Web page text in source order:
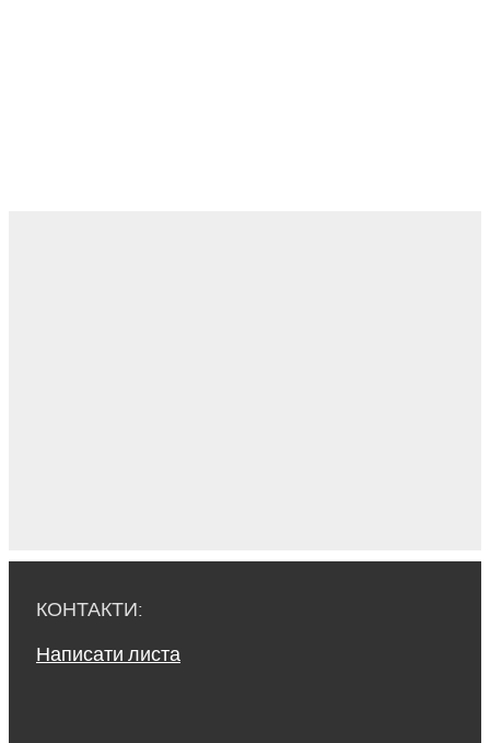
КОНТАКТИ:
Написати листа